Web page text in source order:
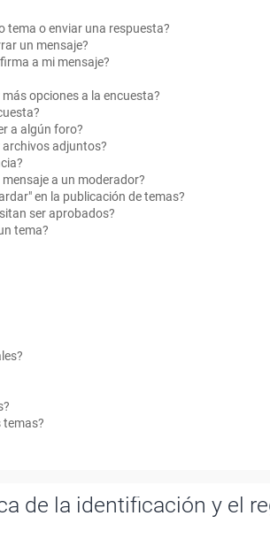
tema o enviar una respuesta?
un mensaje?
a mi mensaje?
opciones a la encuesta?
a algún foro?
archivos adjuntos?
a un moderador?
en la publicación de temas?
ser aprobados?
tema?
temas?
de la identificación y el